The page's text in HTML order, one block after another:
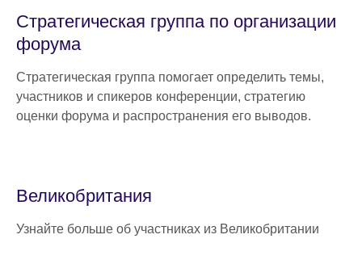
Стратегическая группа по организации
форума
Стратегическая группа помогает определить темы,
участников и спикеров конференции, стратегию
оценки форума и распространения его выводов.
Великобритания
Узнайте больше об участниках из Великобритании